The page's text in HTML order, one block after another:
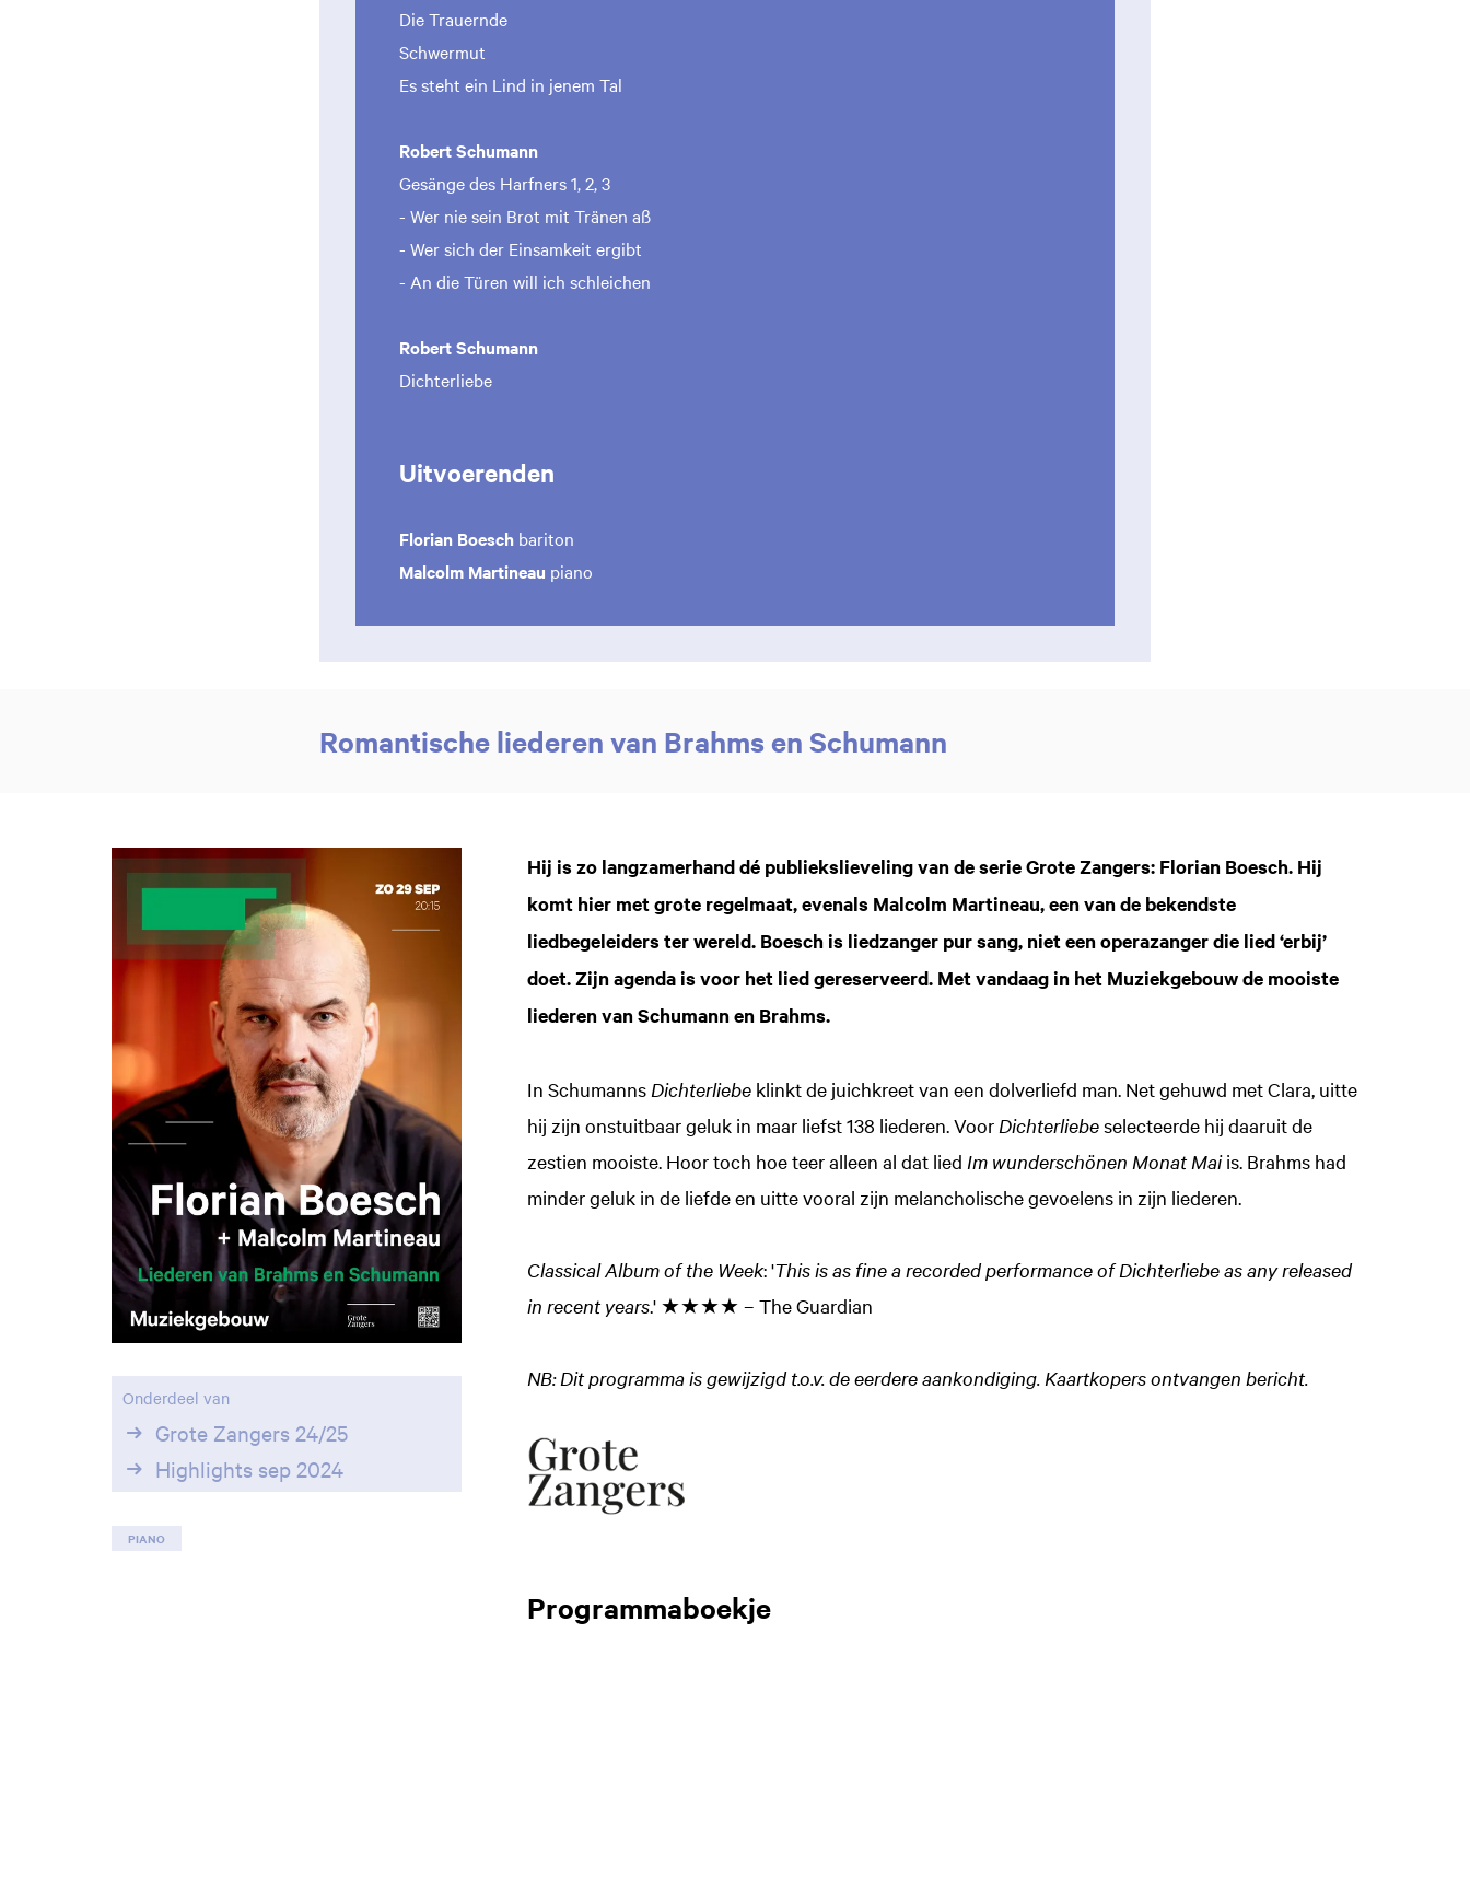
Die Trauernde
Schwermut
Es steht ein Lind in jenem Tal
Robert Schumann
Gesänge des Harfners 1, 2, 3
- Wer nie sein Brot mit Tränen aß
- Wer sich der Einsamkeit ergibt
- An die Türen will ich schleichen
Robert Schumann
Dichterliebe
Uitvoerenden
Florian Boesch bariton
Malcolm Martineau piano
Romantische liederen van Brahms en Schumann
Hij is zo langzamerhand dé publiekslieveling van de serie Grote Zangers: Florian Boesch. Hij
komt hier met grote regelmaat, evenals Malcolm Martineau, een van de bekendste
liedbegeleiders ter wereld. Boesch is liedzanger pur sang, niet een operazanger die lied ‘erbij’
doet. Zijn agenda is voor het lied gereserveerd. Met vandaag in het Muziekgebouw de mooiste
liederen van Schumann en Brahms.
In Schumanns Dichterliebe klinkt de juichkreet van een dolverliefd man. Net gehuwd met Clara, uitte
hij zijn onstuitbaar geluk in maar liefst 138 liederen. Voor Dichterliebeselecteerde hij daaruit de
zestien mooiste. Hoor toch hoe teer alleen al dat lied Im wunderschönen Monat Maiis. Brahms had
minder geluk in de liefde en uitte vooral zijn melancholische gevoelens in zijn liederen.
Classical Album of the Week: 'This is as fine a recorded performance of Dichterliebe as any released
in recent years.' ★★★★ – The Guardian
NB: Dit programma is gewijzigd t.o.v. de eerdere aankondiging. Kaartkopers ontvangen bericht.
Programmaboekje
Onderdeel van
Grote Zangers 24/25
Highlights sep 2024
PIANO